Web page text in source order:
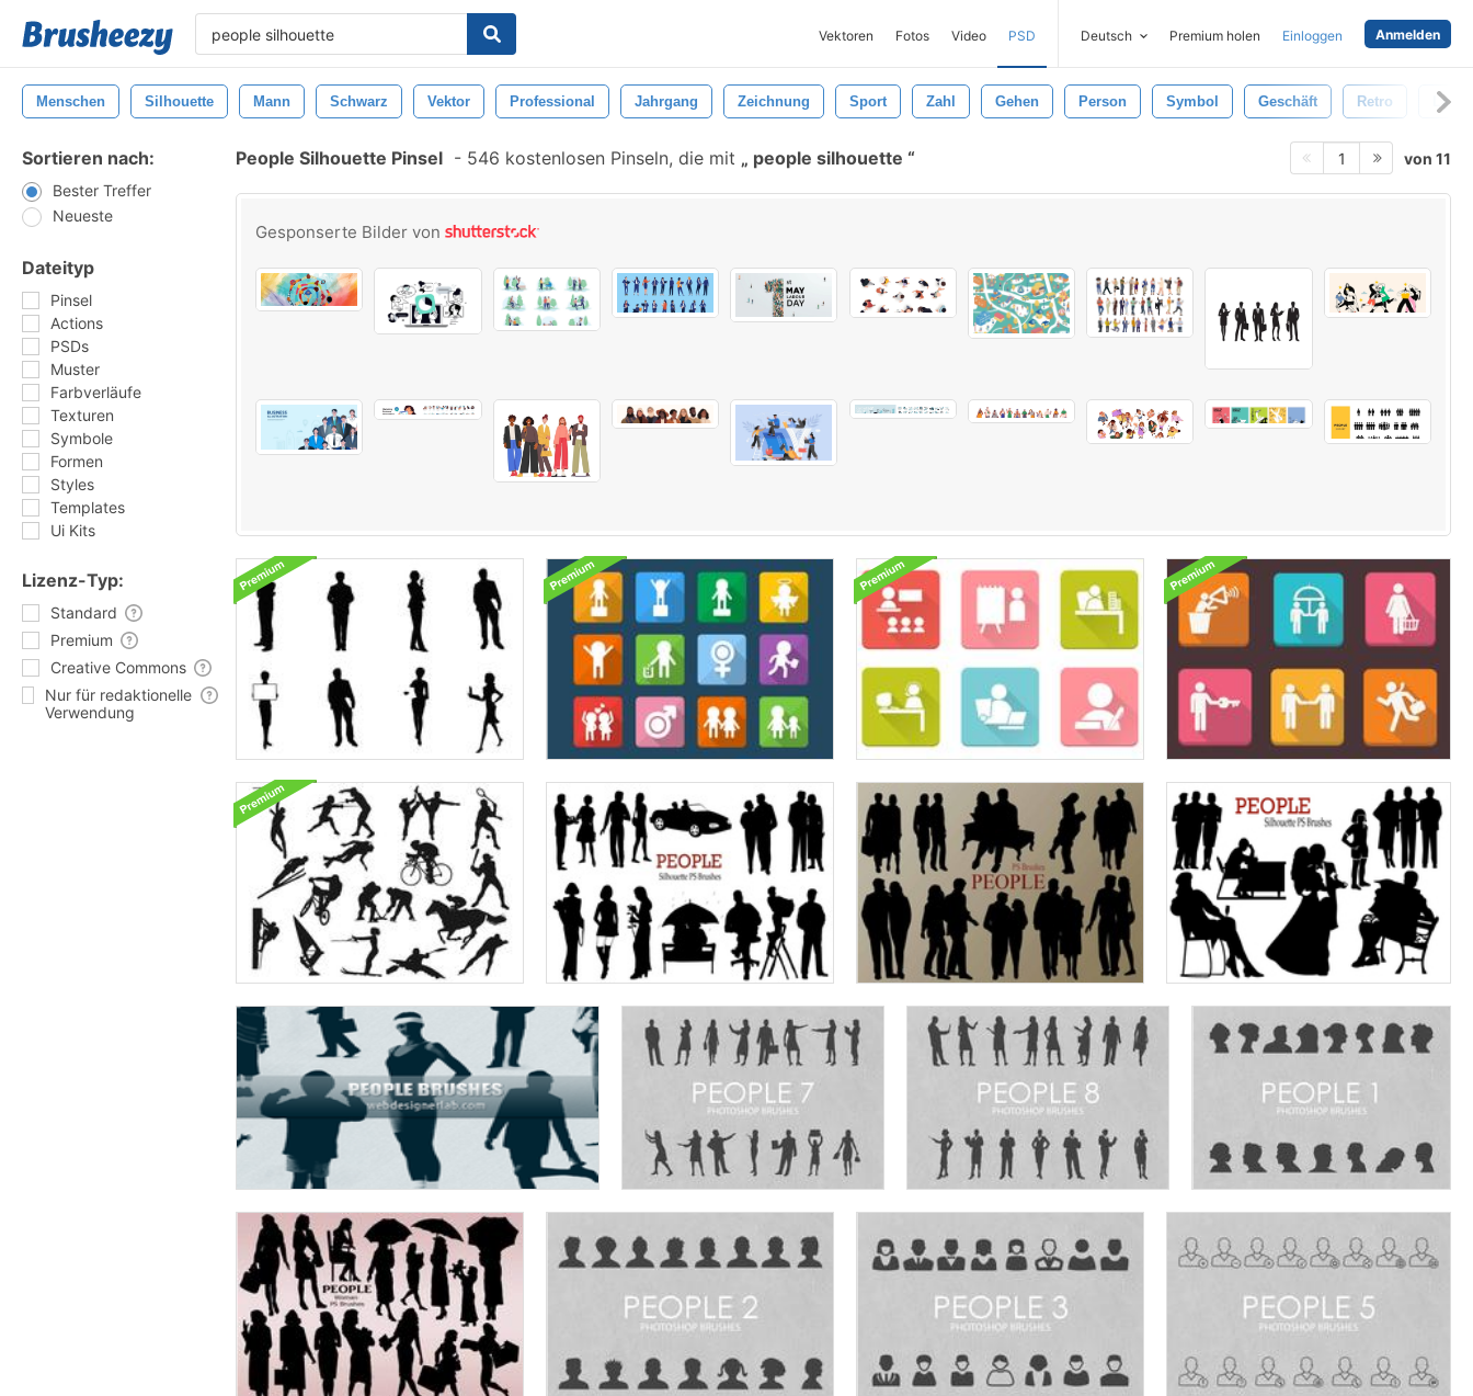
Vektoren Fotos Video PSD Deutsch Premium holen Einloggen Anmelden
Menschen Silhouette Mann Schwarz Vektor Professional Jahrgang Zeichnung Sport Zahl Gehen Person Symbol Geschäft Retro
Sortieren nach:
Bester Treffer
Neueste
Dateityp
Pinsel
Actions
PSDs
Muster
Farbverläufe
Texturen
Symbole
Formen
Styles
Templates
Ui Kits
Lizenz-Typ:
Standard
Premium
Creative Commons
Nur für redaktionelle
Verwendung
People Silhouette Pinsel - 546 kostenlosen Pinseln, die mit people silhouette 1 von 11
Gesponserte Bilder von